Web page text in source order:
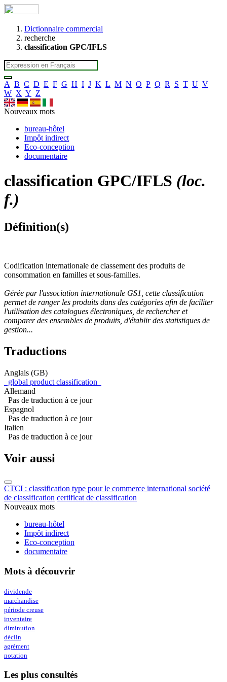
Dictionnaire commercial
recherche
classification GPC/IFLS
A B C D E F G H I J K L M N O P Q R S T U V
W X Y Z
Nouveaux mots
bureau-hôtel
Impôt indirect
Eco-conception
documentaire
classification GPC/IFLS (loc.
f.)
Définition(s)
Codification internationale de classement des produits de
consommation en familles et sous-familles.
Gérée par l'association internationale GS1, cette classification
permet de ranger les produits dans des catégories afin de faciliter
l'utilisation des catalogues électroniques, de rechercher et
comparer des ensembles de produits, d'établir des statistiques de
gestion...
Traductions
Anglais (GB)
global product classification
Allemand
Pas de traduction à ce jour
Espagnol
Pas de traduction à ce jour
Italien
Pas de traduction à ce jour
Voir aussi
CTCI : classification type pour le commerce international société
de classification certificat de classification
Nouveaux mots
bureau-hôtel
Impôt indirect
Eco-conception
documentaire
Mots à découvrir
dividende
marchandise
période creuse
inventaire
diminution
déclin
agrément
notation
Les plus consultés